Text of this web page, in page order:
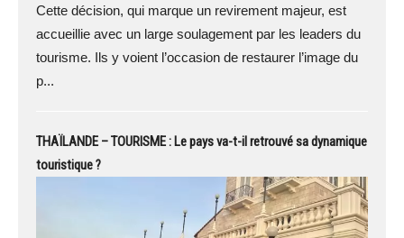
Cette décision, qui marque un revirement majeur, est
accueillie avec un large soulagement par les leaders du
tourisme. Ils y voient l’occasion de restaurer l’image du
p...
THAÏLANDE – TOURISME : Le pays va-t-il retrouvé sa dynamique
touristique ?